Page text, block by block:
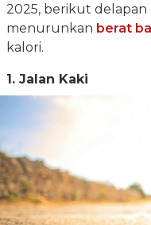
2025, berikut
menurunkan berat
kalori.
1. Jalan Kaki